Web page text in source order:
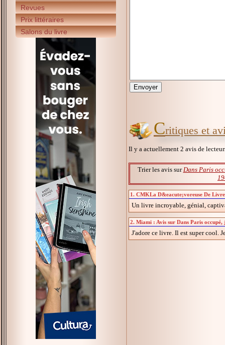
Revues
Prix littéraires
Salons du livre
Critiques et
Il y a actuellement 2 avis de
Trier les avis sur Dans Paris
1. CMKLa D&eacute;voreuse De
Un livre incroyable, génial,
2. Miami : Avis sur Dans Paris
J'adore ce livre. Il est super cool.